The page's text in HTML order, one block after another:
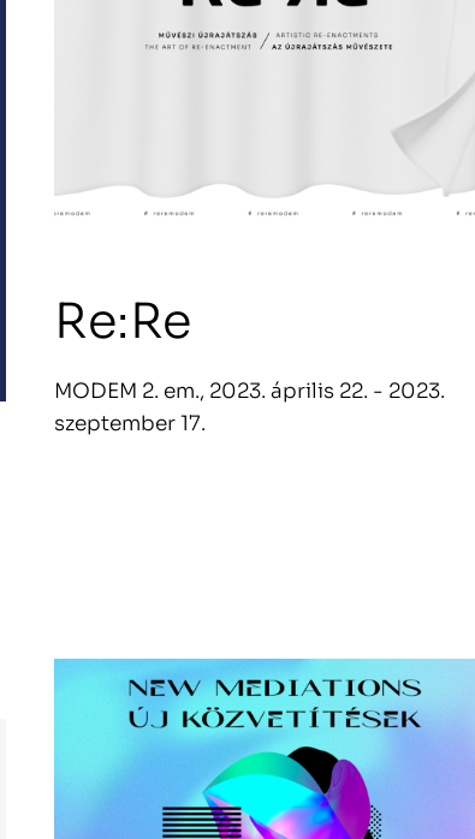
Re:Re
MODEM 2. em., 2023. április 22. - 2023.
szeptember 17.